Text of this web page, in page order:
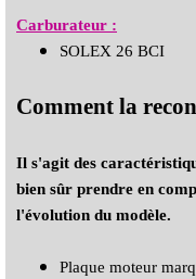
Carburateur :
SOLEX 26 BCI
Comment la
Il s'agit des
bien sûr prendre en
l'évolution du modèle.
Plaque moteur